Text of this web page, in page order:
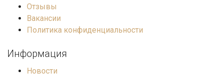
Отзывы
Вакансии
Политика конфиденциальности
Информация
Новости